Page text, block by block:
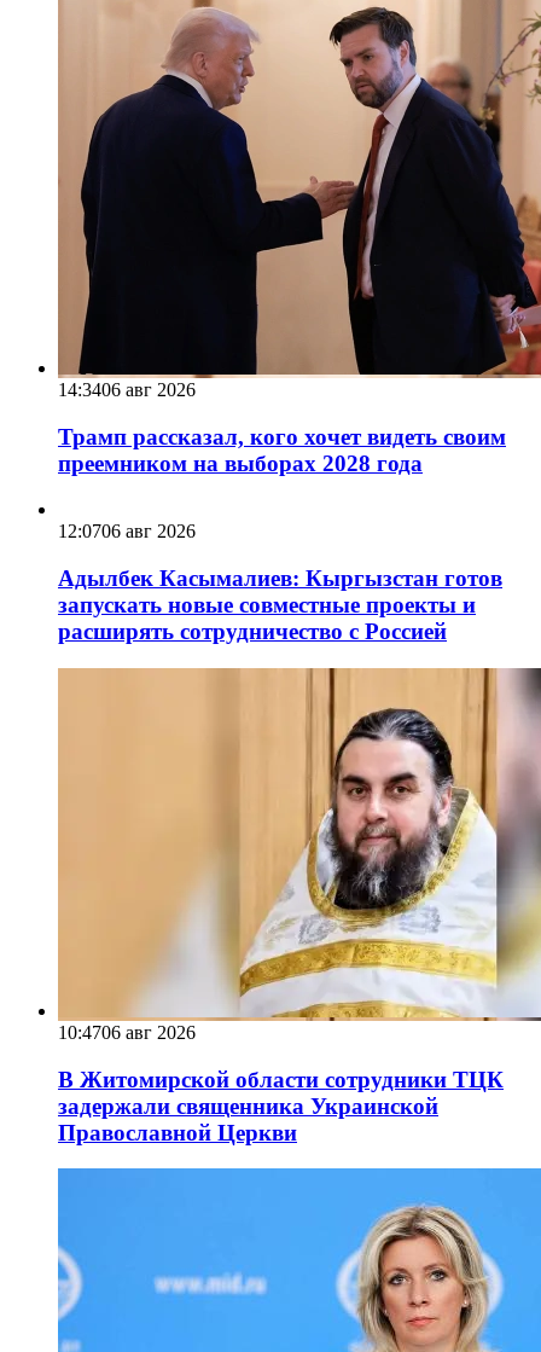
14:3406 авг 2026
Трамп рассказал, кого хочет видеть своим
преемником на выборах 2028 года
12:0706 авг 2026
Адылбек Касымалиев: Кыргызстан готов
запускать новые совместные проекты и
расширять сотрудничество с Россией
10:4706 авг 2026
В Житомирской области сотрудники ТЦК
задержали священника Украинской
Православной Церкви